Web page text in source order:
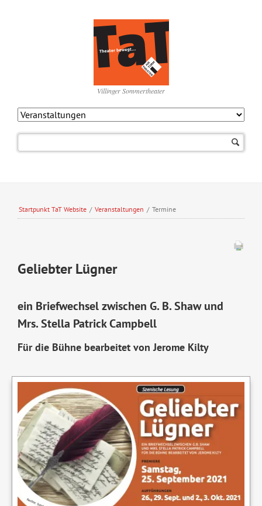
Villinger Sommertheater
Startpunkt TaT Website / Veranstaltungen / Termine
Geliebter Lügner
ein Briefwechsel zwischen G. B. Shaw und
Mrs. Stella Patrick Campbell
Für die Bühne bearbeitet von Jerome Kilty